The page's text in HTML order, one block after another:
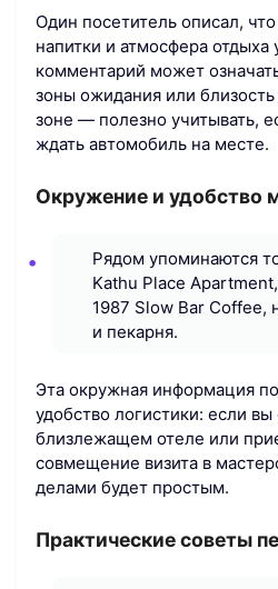
Один посетитель описал,
напитки и атмосфера отдыха
комментарий может
зоны ожидания или
зоне — полезно учитывать,
ждать автомобиль на месте.
Окружение и удобство
Рядом упоминаются
Kathu Place
1987 Slow Bar Coffee,
и пекарня.
Эта окружная информация
удобство логистики: если вы
близлежащем отеле или
совмещение визита в
делами будет простым.
Практические советы